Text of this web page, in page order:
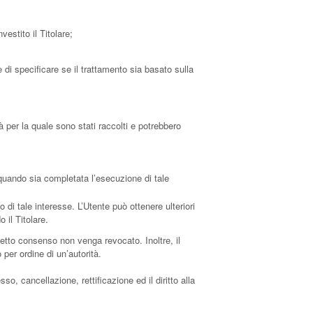
il Titolare;
specificare se il trattamento sia basato sulla
la quale sono stati raccolti e potrebbero
sia completata l’esecuzione di tale
tale interesse. L’Utente può ottenere ulteriori
il Titolare.
consenso non venga revocato. Inoltre, il
ordine di un’autorità.
cancellazione, rettificazione ed il diritto alla